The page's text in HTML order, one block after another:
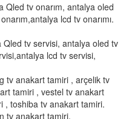
Qled tv onarım, antalya oled
lcd tv onarımı.
tv servisi, antalya oled tv
lcd tv servisi,
tv anakart tamiri , arçelik tv
tamiri , vestel tv anakart
, toshiba tv anakart tamiri.
tv anakart tamiri.